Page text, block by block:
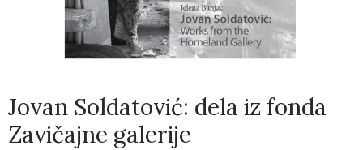
Jovan Soldatović: dela iz fonda
Zavičajne galerije